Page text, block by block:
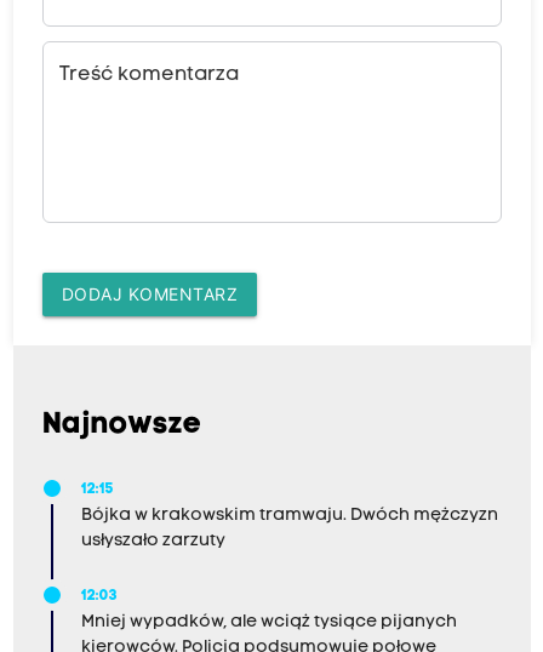
Treść komentarza
DODAJ KOMENTARZ
Najnowsze
12:15
Bójka w krakowskim tramwaju. Dwóch mężczyzn
usłyszało zarzuty
12:03
Mniej wypadków, ale wciąż tysiące pijanych
kierowców. Policja podsumowuje połowę